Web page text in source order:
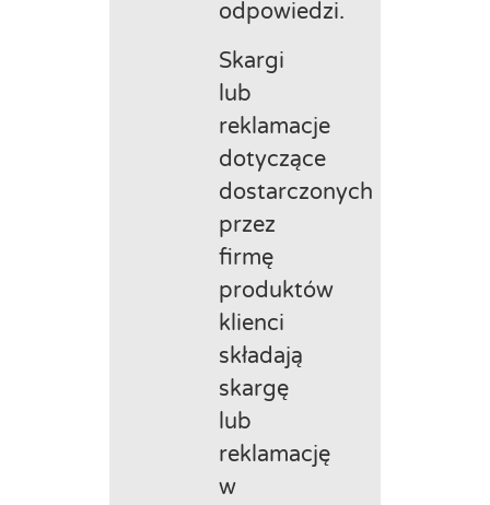
odpowiedzi.
Skargi
lub
reklamacje
dotyczące
dostarczonych
przez
firmę
produktów
klienci
składają
skargę
lub
reklamację
w